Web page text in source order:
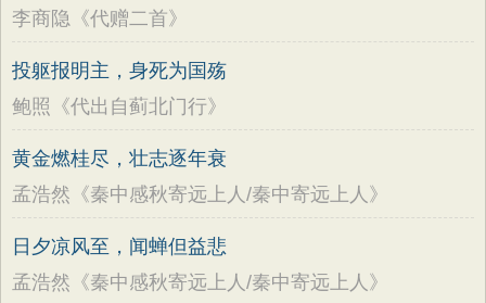
李商隐《代赠二首》
投躯报明主，身死为国殇
鲍照《代出自蓟北门行》
黄金燃桂尽，壮志逐年衰
孟浩然《秦中感秋寄远上人/秦中寄远上人》
日夕凉风至，闻蝉但益悲
孟浩然《秦中感秋寄远上人/秦中寄远上人》